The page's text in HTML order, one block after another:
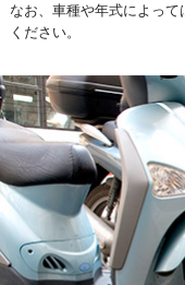
なお、車種や年式によっ
ください。